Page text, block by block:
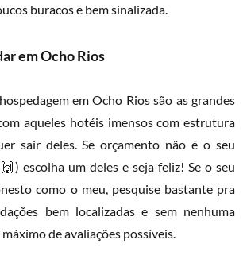
buracos e bem sinalizada.
em Ocho Rios
em Ocho Rios são as grandes
aqueles hotéis imensos com estrutura
sair deles. Se orçamento não é o seu
escolha um deles e seja feliz! Se o seu
como o meu, pesquise bastante pra
bem localizadas e sem nenhuma
de avaliações possíveis.